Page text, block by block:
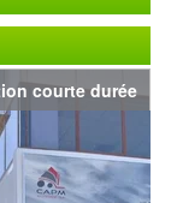
courte durée